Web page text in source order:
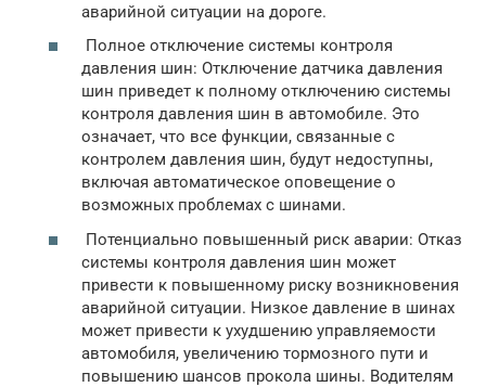
аварийной ситуации на дороге.
Полное отключение системы контроля
давления шин: Отключение датчика давления
шин приведет к полному отключению системы
контроля давления шин в автомобиле. Это
означает, что все функции, связанные с
контролем давления шин, будут недоступны,
включая автоматическое оповещение о
возможных проблемах с шинами.
Потенциально повышенный риск аварии: Отказ
системы контроля давления шин может
привести к повышенному риску возникновения
аварийной ситуации. Низкое давление в шинах
может привести к ухудшению управляемости
автомобиля, увеличению тормозного пути и
повышению шансов прокола шины. Водителям